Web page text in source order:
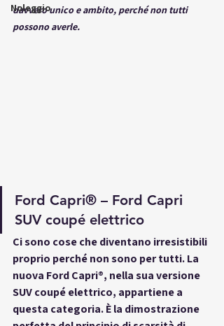
Noleggio
davvero unico e ambito, perché non tutti
possono averle.
Ford Capri® – Ford Capri
SUV coupé elettrico
Ci sono cose che diventano irresistibili
proprio perché non sono per tutti. La
nuova Ford Capri®, nella sua versione
SUV coupé elettrico, appartiene a
questa categoria. È la dimostrazione